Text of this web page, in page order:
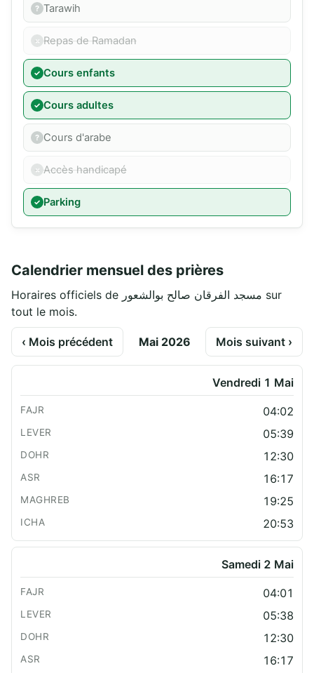
Tarawih
Repas de Ramadan
Cours enfants
Cours adultes
Cours d'arabe
Accès handicapé
Parking
Calendrier mensuel des prières
Horaires officiels de مسجد الفرقان صالح بوالشعور sur
tout le mois.
‹ Mois précédent Mai 2026 Mois suivant ›
Vendredi 1 Mai
04:02
05:39
12:30
16:17
19:25
20:53
Samedi 2 Mai
04:01
05:38
12:30
16:17